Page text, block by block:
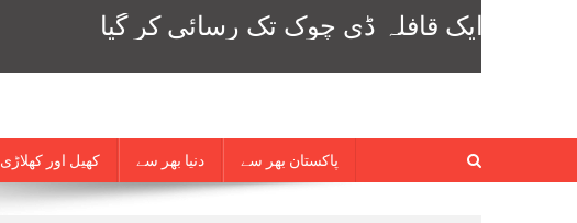
کھیل اور کھلاڑی دنیا بھر سے پاکستان بھر سے